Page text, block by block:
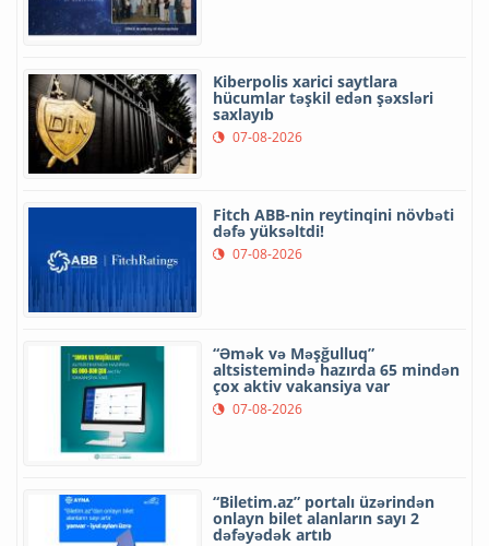
Kiberpolis xarici saytlara
hücumlar təşkil edən şəxsləri
saxlayıb
07-08-2026
Fitch ABB-nin reytinqini növbəti
dəfə yüksəltdi!
07-08-2026
“Əmək və Məşğulluq”
altsistemində hazırda 65 mindən
çox aktiv vakansiya var
07-08-2026
“Biletim.az” portalı üzərindən
onlayn bilet alanların sayı 2
dəfəyədək artıb